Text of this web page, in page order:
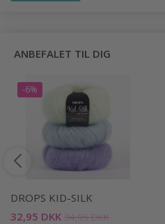
ANBEFALET TIL DIG
-6%
DROPS KID-SILK
32,95 DKK 34,95 DKK